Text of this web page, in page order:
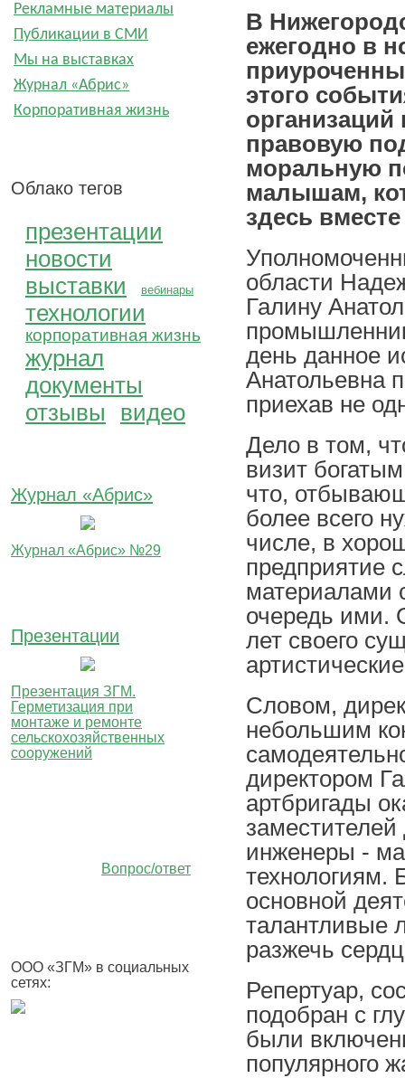
Рекламные материалы
Публикации в СМИ
Мы на выставках
Журнал «Абрис»
Корпоративная жизнь
Облако тегов
презентации
новости
выставки
вебинары
технологии
корпоративная жизнь
журнал
документы
отзывы
видео
Журнал «Абрис»
Журнал «Абрис» №29
Презентации
Презентация ЗГМ.
Герметизация при
монтаже и ремонте
сельскохозяйственных
сооружений
Вопрос/ответ
ООО «ЗГМ» в социальных
сетях:
В
ежегодно в
этого
правовую
моральную
малышам,
здесь
области
Галину
день данное
Анатольевна
приехав не
Дело в том,
визит
что,
более всего
числе, в
предприятие
материалами
очередь ими.
лет своего
Словом,
небольшим
директором
артбригады
заместителей
инженеры -
технологиям.
основной
талантливые
разжечь
Репертуар,
подобран с
были
популярного